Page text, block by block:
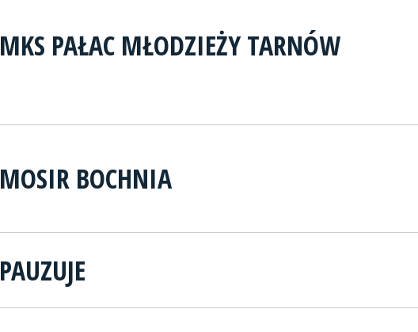
MKS PAŁAC MŁODZIEŻY TARNÓW
MOSIR BOCHNIA
PAUZUJE